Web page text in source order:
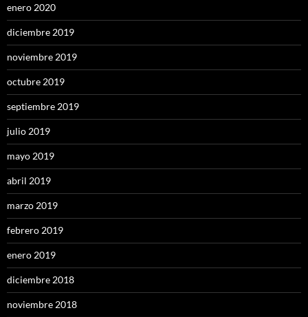
enero 2020
diciembre 2019
noviembre 2019
octubre 2019
septiembre 2019
julio 2019
mayo 2019
abril 2019
marzo 2019
febrero 2019
enero 2019
diciembre 2018
noviembre 2018